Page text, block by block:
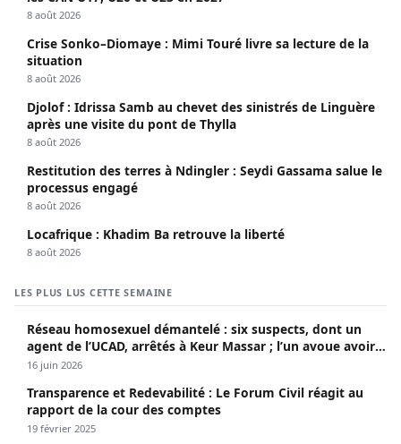
8 août 2026
Crise Sonko–Diomaye : Mimi Touré livre sa lecture de la
situation
8 août 2026
Djolof : Idrissa Samb au chevet des sinistrés de Linguère
après une visite du pont de Thylla
8 août 2026
Restitution des terres à Ndingler : Seydi Gassama salue le
processus engagé
8 août 2026
Locafrique : Khadim Ba retrouve la liberté
8 août 2026
LES PLUS LUS CETTE SEMAINE
Réseau homosexuel démantelé : six suspects, dont un
agent de l’UCAD, arrêtés à Keur Massar ; l’un avoue avoir
propagé le VIH depuis 2018
16 juin 2026
Transparence et Redevabilité : Le Forum Civil réagit au
rapport de la cour des comptes
19 février 2025